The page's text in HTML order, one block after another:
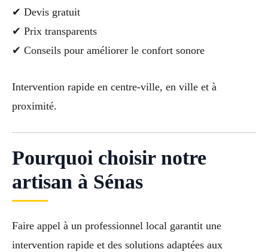
✔ Devis gratuit
✔ Prix transparents
✔ Conseils pour améliorer le confort sonore
Intervention rapide en centre-ville, en ville et à
proximité.
Pourquoi choisir notre
artisan à Sénas
Faire appel à un professionnel local garantit une
intervention rapide et des solutions adaptées aux